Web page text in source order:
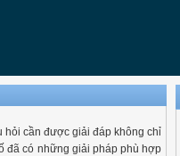
hỏi cần được giải đáp không chỉ
đã có những giải pháp phù hợp